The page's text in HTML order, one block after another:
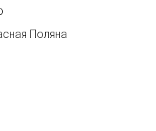
Поляна